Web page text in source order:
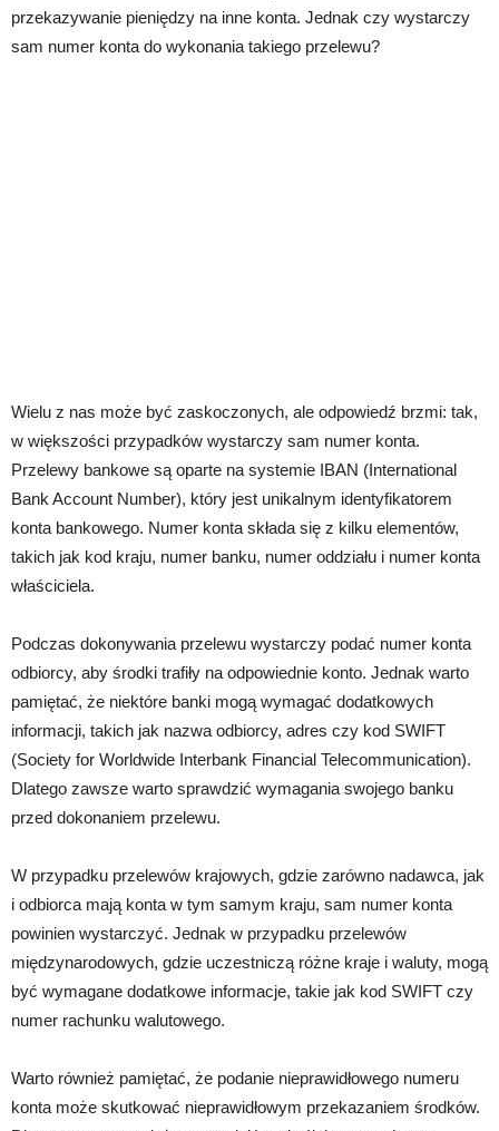
przekazywanie pieniędzy na inne konta. Jednak czy wystarczy
sam numer konta do wykonania takiego przelewu?
Wielu z nas może być zaskoczonych, ale odpowiedź brzmi: tak,
w większości przypadków wystarczy sam numer konta.
Przelewy bankowe są oparte na systemie IBAN (International
Bank Account Number), który jest unikalnym identyfikatorem
konta bankowego. Numer konta składa się z kilku elementów,
takich jak kod kraju, numer banku, numer oddziału i numer konta
właściciela.
Podczas dokonywania przelewu wystarczy podać numer konta
odbiorcy, aby środki trafiły na odpowiednie konto. Jednak warto
pamiętać, że niektóre banki mogą wymagać dodatkowych
informacji, takich jak nazwa odbiorcy, adres czy kod SWIFT
(Society for Worldwide Interbank Financial Telecommunication).
Dlatego zawsze warto sprawdzić wymagania swojego banku
przed dokonaniem przelewu.
W przypadku przelewów krajowych, gdzie zarówno nadawca, jak
i odbiorca mają konta w tym samym kraju, sam numer konta
powinien wystarczyć. Jednak w przypadku przelewów
międzynarodowych, gdzie uczestniczą różne kraje i waluty, mogą
być wymagane dodatkowe informacje, takie jak kod SWIFT czy
numer rachunku walutowego.
Warto również pamiętać, że podanie nieprawidłowego numeru
konta może skutkować nieprawidłowym przekazaniem środków.